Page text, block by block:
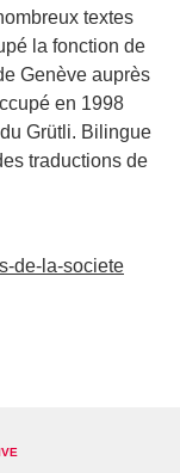
textes
la fonction de
Genève auprès
en 1998
Grütli. Bilingue
traductions de
de-la-societe